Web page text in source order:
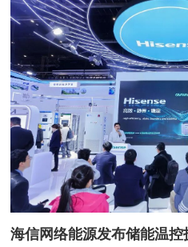
展、齐头并进格局，加快布局万亿